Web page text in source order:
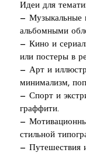
Идеи для
— Музыкальные
альбомными
— Кино и
или постеры в
— Арт и
минимализм,
— Спорт и
граффити.
—
стильной
— Путешествия